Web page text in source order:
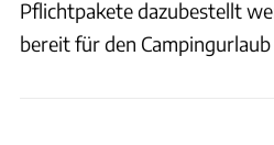
Pflichtpakete dazubestellt
bereit für den Campingurlaub